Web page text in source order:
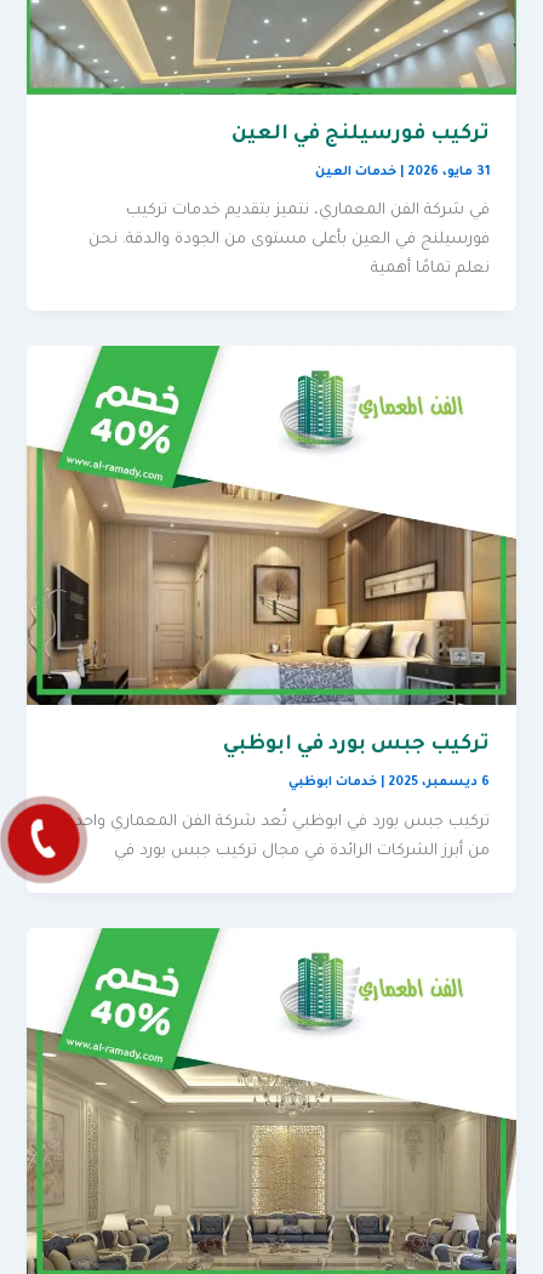
تركيب فورسيلنج في العين
31 مايو، 2026 |خدمات العين
في شركة الفن المعماري، نتميز بتقديم خدمات تركيب
فورسيلنج في العين بأعلى مستوى من الجودة والدقة. نحن
نعلم تمامًا أهمية
تركيب جبس بورد في ابوظبي
6 ديسمبر، 2025 |خدمات ابوظبي
تركيب جبس بورد في ابوظبي تُعد شركة الفن المعماري واحدة
من أبرز الشركات الرائدة في مجال تركيب جبس بورد في